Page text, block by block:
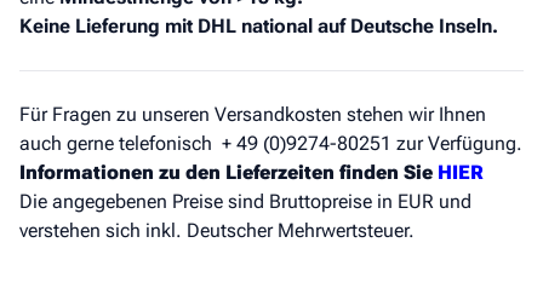
Keine Lieferung mit DHL national auf Deutsche Inseln.
Für Fragen zu unseren Versandkosten stehen wir Ihnen
auch gerne telefonisch + 49 (0)9274-80251 zur Verfügung.
Informationen zu den Lieferzeiten finden Sie HIER
Die angegebenen Preise sind Bruttopreise in EUR und
verstehen sich inkl. Deutscher Mehrwertsteuer.